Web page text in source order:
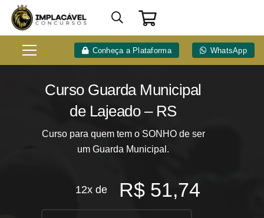
Conheça a Plataforma WhatsApp
Curso Guarda Municipal
de Lajeado – RS
Curso para quem tem o SONHO de ser
um Guarda Municipal.
12x de R$ 51,74